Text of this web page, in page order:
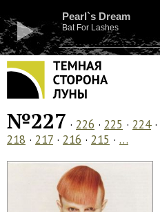
Pearl`s Dream
Bat For Lashes
№227 · 226 · 225 · 224·
218 · 217 · 216 · 215 · …